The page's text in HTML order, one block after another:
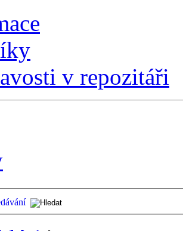
v repozitáři